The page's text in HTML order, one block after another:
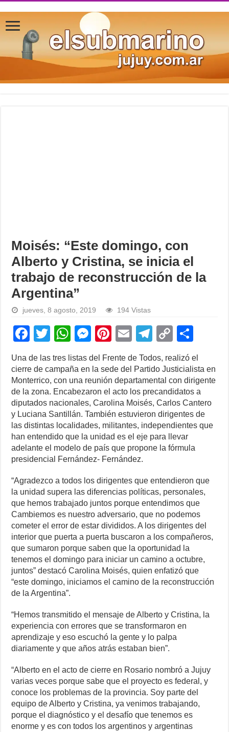
Moisés: “Este domingo, con
Alberto y Cristina, se inicia el
trabajo de reconstrucción de la
Argentina”
jueves, 8 agosto, 2019 194 Vistas
F
a
c
e
b
o
o
k
T
tt
er
W
h
at
s
A
p
p
M
e
ss
e
n
g
er
Pi
er
e
st
E
m
ail
T
e
gr
a
m
C
o
p
y
Li
n
k
h
ar
e
Una de las tres listas del Frente de Todos, realizó el
cierre de campaña en la sede del Partido Justicialista en
Monterrico, con una reunión departamental con dirigente
de la zona. Encabezaron el acto los precandidatos a
diputados nacionales, Carolina Moisés, Carlos Cantero
y Luciana Santillán. También estuvieron dirigentes de
las distintas localidades, militantes, independientes que
han entendido que la unidad es el eje para llevar
adelante el modelo de país que propone la fórmula
presidencial Fernández- Fernández.
“Agradezco a todos los dirigentes que entendieron que
la unidad supera las diferencias políticas, personales,
que hemos trabajado juntos porque entendimos que
Cambiemos es nuestro adversario, que no podemos
cometer el error de estar divididos. A los dirigentes del
interior que puerta a puerta buscaron a los compañeros,
que sumaron porque saben que la oportunidad la
tenemos el domingo para iniciar un camino a octubre,
juntos” destacó Carolina Moisés, quien enfatizó que
“este domingo, iniciamos el camino de la reconstrucción
de la Argentina”.
“Hemos transmitido el mensaje de Alberto y Cristina, la
experiencia con errores que se transformaron en
aprendizaje y eso escuchó la gente y lo palpa
diariamente y que años atrás estaban bien”.
“Alberto en el acto de cierre en Rosario nombró a Jujuy
varias veces porque sabe que el proyecto es federal, y
conoce los problemas de la provincia. Soy parte del
equipo de Alberto y Cristina, ya venimos trabajando,
porque el diagnóstico y el desafío que tenemos es
enorme y es con todos los argentinos y argentinas